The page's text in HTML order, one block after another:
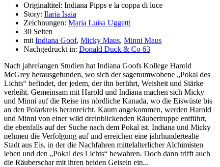
Originaltitel: Indiana Pipps e la coppa di luce
Story: Ilaria Isaia
Zeichnungen: Maria Luisa Uggetti
30 Seiten
mit Indiana Goof, Micky Maus, Minni Maus
Nachgedruckt in: Donald Duck & Co 63
Nach jahrelangen Studien hat Indiana Goofs Kollege Harold
McGrey herausgefunden, wo sich der sagenumwobene „Pokal des
Lichts“ befindet, der jedem, der ihn berührt, Weisheit und Stärke
verleiht. Gemeinsam mit Harold und Indiana machen sich Micky
und Minni auf die Reise ins nördliche Kanada, wo die Eiswüste bis
an den Polarkreis heranreicht. Kaum angekommen, werden Harold
und Minni von einer wild dreinblickenden Räubertruppe entführt,
die ebenfalls auf der Suche nach dem Pokal ist. Indiana und Micky
nehmen die Verfolgung auf und erreichen eine jahrhundertealte
Stadt aus Eis, in der die Nachfahren mittelalterlicher Alchimisten
leben und den „Pokal des Lichts“ bewahren. Doch dann trifft auch
die Räuberschar mit ihren beiden Geiseln ein...